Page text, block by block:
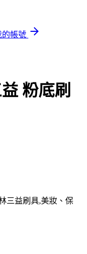
的帳號
粉底刷
三益刷具,美妝、保